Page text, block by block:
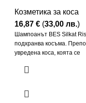
Козметика за коса
16,87 € (33,00 лв.)
Шампоанът BES Silkat
подхранва косъма.
увредена коса, коята се